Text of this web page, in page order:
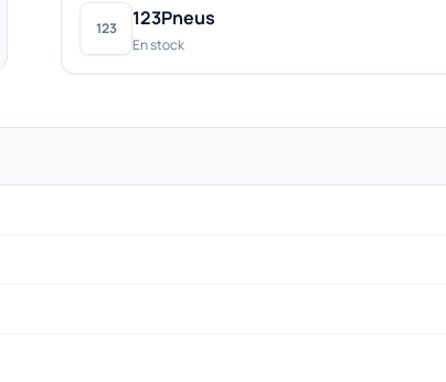
123 123Pneus
En stock